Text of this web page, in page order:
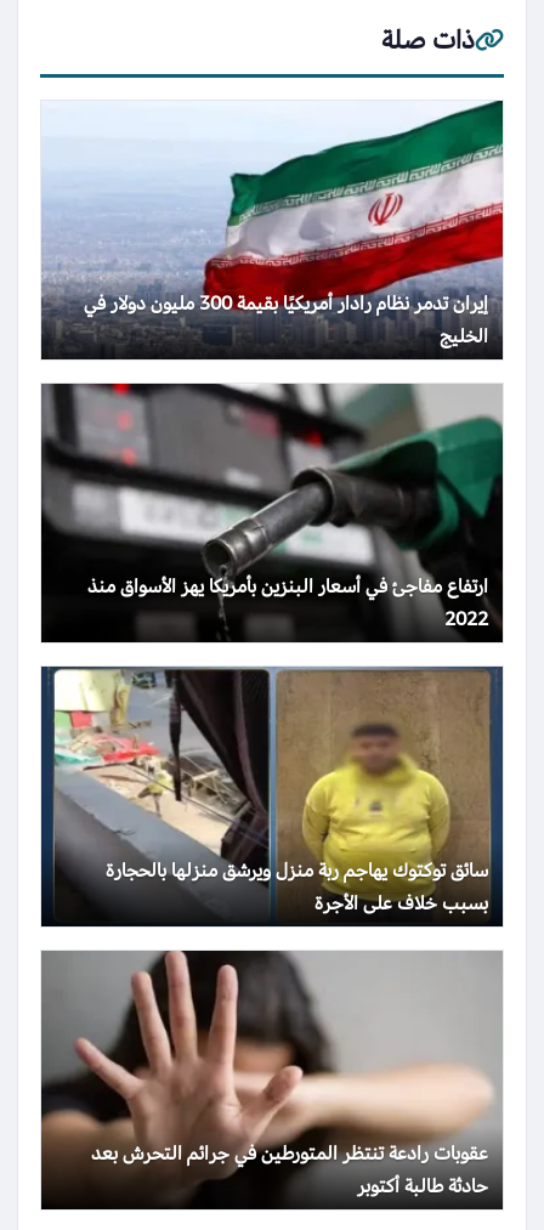
ذات صلة
إيران تدمر نظام رادار أمريكيًا بقيمة 300 مليون دولار في
الخليج
ارتفاع مفاجئ في أسعار البنزين بأمريكا يهز الأسواق منذ
2022
سائق توكتوك يهاجم ربة منزل ويرشق منزلها بالحجارة
بسبب خلاف على الأجرة
عقوبات رادعة تنتظر المتورطين في جرائم التحرش بعد
حادثة طالبة أكتوبر